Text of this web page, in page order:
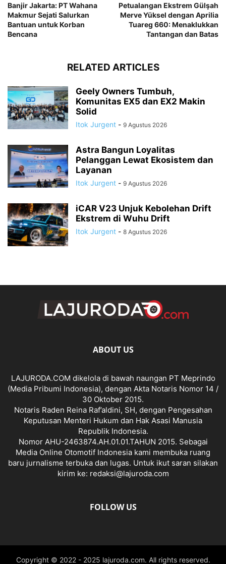
Banjir Jakarta: PT Wahana
Makmur Sejati Salurkan
Bantuan untuk Korban
Bencana
Petualangan Ekstrem Gülşah
Merve Yüksel dengan Aprilia
Tuareg 660: Menaklukkan
Tantangan dan Batas
RELATED ARTICLES
Geely Owners Tumbuh,
Komunitas EX5 dan EX2 Makin
Solid
Itok Jurgent - 9 Agustus 2026
Astra Bangun Loyalitas
Pelanggan Lewat Ekosistem dan
Layanan
Itok Jurgent - 9 Agustus 2026
iCAR V23 Unjuk Kebolehan Drift
Ekstrem di Wuhu Drift
Itok Jurgent - 8 Agustus 2026
ABOUT US
LAJURODA.COM dikelola di bawah naungan PT Meprindo
(Media Pribumi Indonesia), dengan Akta Notaris Nomor 14 /
30 Oktober 2015.
Notaris Raden Reina Raf’aldini, SH, dengan Pengesahan
Keputusan Menteri Hukum dan Hak Asasi Manusia
Republik Indonesia.
Nomor AHU-2463874.AH.01.01.TAHUN 2015. Sebagai
Media Online Otomotif Indonesia kami membuka ruang
baru jurnalisme terbuka dan lugas. Untuk ikut saran silakan
kirim ke: redaksi@lajuroda.com
FOLLOW US
Copyright © 2022 - 2025 lajuroda.com. All rights reserved.